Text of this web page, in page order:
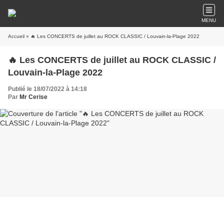
MENU
Accueil » 🔥 Les CONCERTS de juillet au ROCK CLASSIC / Louvain-la-Plage 2022
🔥 Les CONCERTS de juillet au ROCK CLASSIC /
Louvain-la-Plage 2022
Publié le 18/07/2022 à 14:18
Par Mr Cerise